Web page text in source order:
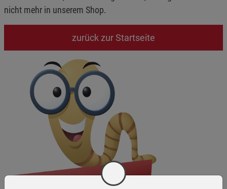
nicht mehr in unserem Shop.
zurück zur Startseite